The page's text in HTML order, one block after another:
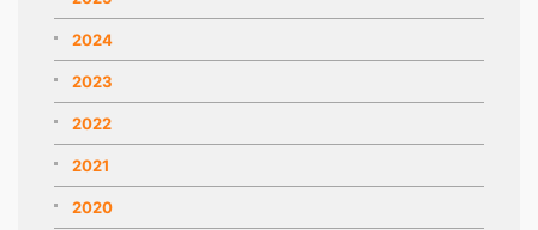
2024
2023
2022
2021
2020